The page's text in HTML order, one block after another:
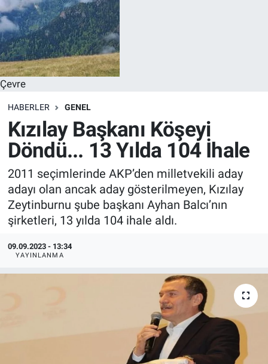
Çevre
HABERLER GENEL
Kızılay Başkanı Köşeyi
Döndü... 13 Yılda 104 İhale
2011 seçimlerinde AKP’den milletvekili aday
adayı olan ancak aday gösterilmeyen, Kızılay
Zeytinburnu şube başkanı Ayhan Balcı’nın
şirketleri, 13 yılda 104 ihale aldı.
09.09.2023 - 13:34
YAYINLANMA